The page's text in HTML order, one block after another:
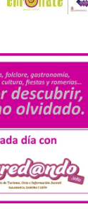
la mañana de ayer
ha sido
en el
una
relacionada con
evento. Ante las
en distintos
sobre la posible